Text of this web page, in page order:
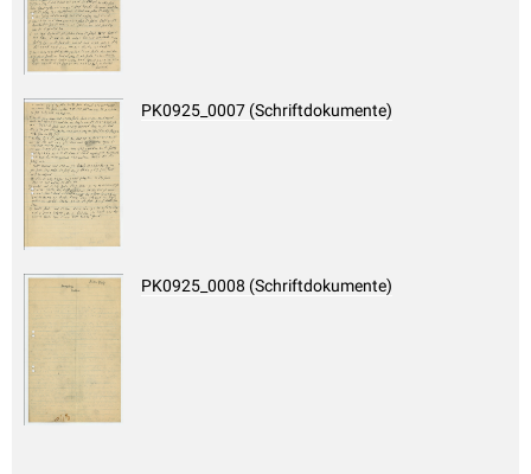
PK0925_0007 (Schriftdokumente)
PK0925_0008 (Schriftdokumente)